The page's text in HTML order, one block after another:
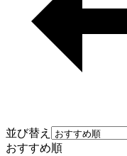
並び替え
おすすめ順